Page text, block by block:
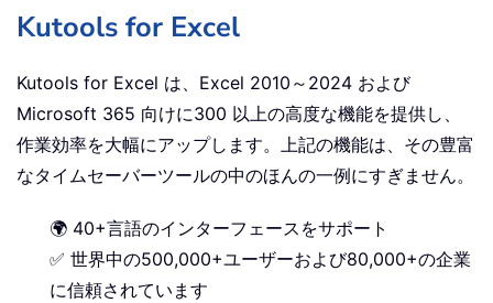
Kutools for Excel
Kutools for Excel は、Excel 2010～2024 および
Microsoft 365 向けに300 以上の高度な機能を提供し、
作業効率を大幅にアップします。上記の機能は、その豊富
なタイムセーバーツールの中のほんの一例にすぎません。
🌍 40+言語のインターフェースをサポート
✅ 世界中の500,000+ユーザーおよび80,000+の企業
に信頼されています